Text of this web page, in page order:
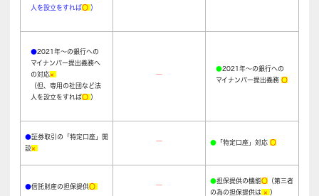
人を設立をすれば〇 ）
●2021年～の銀行への
マイナンバー提出義務へ
の対応×
（但、専用の社団など法
人を設立をすれば〇 ）
―
●2021年～の銀行への
マイナンバー提出義務 〇
●証券取引の「特定口座」開
設×
― ●「特定口座」対応 〇
●信託財産の担保提供〇 ―
●担保提供の機能〇（第三者
の為の担保提供は × ）